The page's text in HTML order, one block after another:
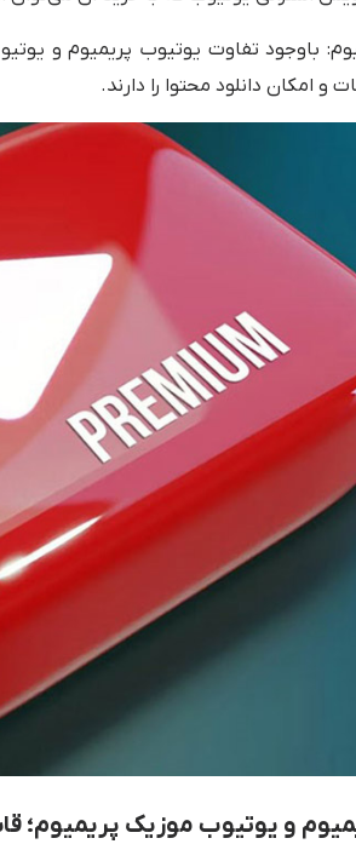
باوجود تفاوت یوتیوب پریمیوم و
امکان دانلود محتوا را دارند.
و یوتیوب موزیک پریمیوم؛